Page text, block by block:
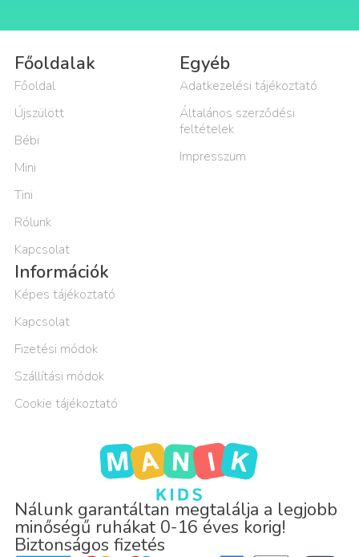
Nálunk garantáltan megtalálja a legjobb
minőségű ruhákat 0-16 éves korig!
Biztonságos fizetés
Főoldalak
Főoldal
Újszülött
Bébi
Mini
Tini
Rólunk
Kapcsolat
Egyéb
Adatkezelési tájékoztató
Általános szerződési
feltételek
Impresszum
Információk
Képes tájékoztató
Kapcsolat
Fizetési módok
Szállítási módok
Cookie tájékoztató